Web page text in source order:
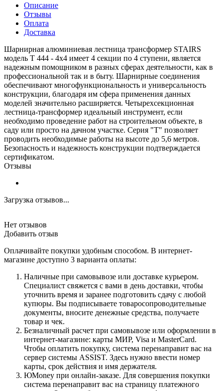
Описание
Отзывы
Оплата
Доставка
Шарнирная алюминиевая лестница трансформер STAIRS
модель T 444 - 4х4 имеет 4 секции по 4 ступени, является
надежным помощником в разных сферах деятельности, как в
профессиональной так и в быту. Шарнирные соединения
обеспечивают многофункциональность и универсальность
конструкции, благодаря им сфера применения данных
моделей значительно расширяется. Четырехсекционная
лестница-трансформер идеальный инструмент, если
необходимо проведение работ на строительном объекте, в
саду или просто на дачном участке. Серия "Т" позволяет
проводить необходимые работы на высоте до 5,6 метров.
Безопасность и надежность конструкции подтверждается
сертификатом.
Отзывы
Загрузка отзывов...
Нет отзывов
Добавить отзыв
Оплачивайте покупки удобным способом. В интернет-
магазине доступно 3 варианта оплаты:
Наличные при самовывозе или доставке курьером.
Специалист свяжется с вами в день доставки, чтобы
уточнить время и заранее подготовить сдачу с любой
купюры. Вы подписываете товаросопроводительные
документы, вносите денежные средства, получаете
товар и чек.
Безналичный расчет при самовывозе или оформлении в
интернет-магазине: карты МИР, Visa и MasterCard.
Чтобы оплатить покупку, система перенаправит вас на
сервер системы ASSIST. Здесь нужно ввести номер
карты, срок действия и имя держателя.
ЮMoney при онлайн-заказе. Для совершения покупки
система перенаправит вас на страницу платежного